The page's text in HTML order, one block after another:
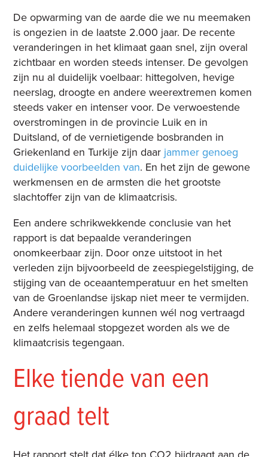
De opwarming van de aarde die we nu meemaken
is ongezien in de laatste 2.000 jaar. De recente
veranderingen in het klimaat gaan snel, zijn overal
zichtbaar en worden steeds intenser. De gevolgen
zijn nu al duidelijk voelbaar: hittegolven, hevige
neerslag, droogte en andere weerextremen komen
steeds vaker en intenser voor. De verwoestende
overstromingen in de provincie Luik en in
Duitsland, of de vernietigende bosbranden in
Griekenland en Turkije zijn daar jammer genoeg
duidelijke voorbeelden van. En het zijn de gewone
werkmensen en de armsten die het grootste
slachtoffer zijn van de klimaatcrisis.
Een andere schrikwekkende conclusie van het
rapport is dat bepaalde veranderingen
onomkeerbaar zijn. Door onze uitstoot in het
verleden zijn bijvoorbeeld de zeespiegelstijging, de
stijging van de oceaantemperatuur en het smelten
van de Groenlandse ijskap niet meer te vermijden.
Andere veranderingen kunnen wél nog vertraagd
en zelfs helemaal stopgezet worden als we de
klimaatcrisis tegengaan.
Elke tiende van een
graad telt